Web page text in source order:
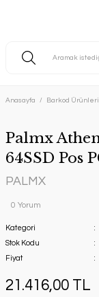
Anasayfa Barkod Ürünleri
Palmx
64SSD Pos
PALMX
0 Yorum
Kategori
Stok Kodu
Fiyat
21.416,00 TL